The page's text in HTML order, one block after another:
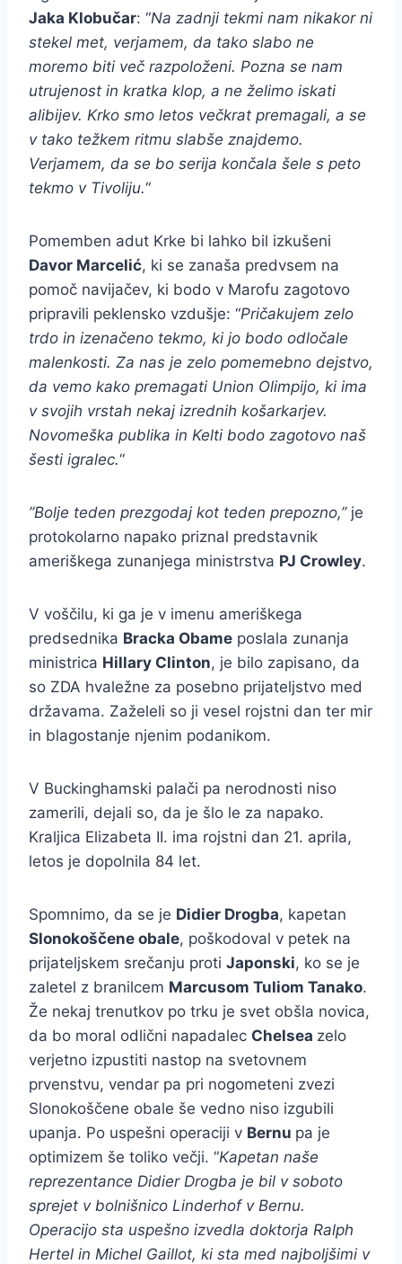
Jaka Klobučar: “Na zadnji tekmi nam nikakor ni
stekel met, verjamem, da tako slabo ne
moremo biti več razpoloženi. Pozna se nam
utrujenost in kratka klop, a ne želimo iskati
alibijev. Krko smo letos večkrat premagali, a se
v tako težkem ritmu slabše znajdemo.
Verjamem, da se bo serija končala šele s peto
tekmo v Tivoliju.“
Pomemben adut Krke bi lahko bil izkušeni
Davor Marcelić, ki se zanaša predvsem na
pomoč navijačev, ki bodo v Marofu zagotovo
pripravili peklensko vzdušje: “Pričakujem zelo
trdo in izenačeno tekmo, ki jo bodo odločale
malenkosti. Za nas je zelo pomemebno dejstvo,
da vemo kako premagati Union Olimpijo, ki ima
v svojih vrstah nekaj izrednih košarkarjev.
Novomeška publika in Kelti bodo zagotovo naš
šesti igralec.“
”Bolje teden prezgodaj kot teden prepozno,”je
protokolarno napako priznal predstavnik
ameriškega zunanjega ministrstva PJ Crowley.
V voščilu, ki ga je v imenu ameriškega
predsednika Bracka Obame poslala zunanja
ministrica Hillary Clinton, je bilo zapisano, da
so ZDA hvaležne za posebno prijateljstvo med
državama. Zaželeli so ji vesel rojstni dan ter mir
in blagostanje njenim podanikom.
V Buckinghamski palači pa nerodnosti niso
zamerili, dejali so, da je šlo le za napako.
Kraljica Elizabeta II. ima rojstni dan 21. aprila,
letos je dopolnila 84 let.
Spomnimo, da se je Didier Drogba, kapetan
Slonokoščene obale, poškodoval v petek na
prijateljskem srečanju proti Japonski, ko se je
zaletel z branilcem Marcusom Tuliom Tanako.
Že nekaj trenutkov po trku je svet obšla novica,
da bo moral odlični napadalec Chelsea zelo
verjetno izpustiti nastop na svetovnem
prvenstvu, vendar pa pri nogometeni zvezi
Slonokoščene obale še vedno niso izgubili
upanja. Po uspešni operaciji v Bernu pa je
optimizem še toliko večji. “Kapetan naše
reprezentance Didier Drogba je bil v soboto
sprejet v bolnišnico Linderhof v Bernu.
Operacijo sta uspešno izvedla doktorja Ralph
Hertel in Michel Gaillot, ki sta med najboljšimi v